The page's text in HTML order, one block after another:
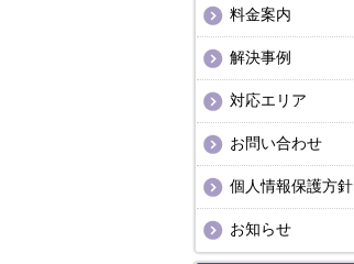
料金案内
解決事例
対応エリア
お問い合わせ
個人情報保護方針
お知らせ